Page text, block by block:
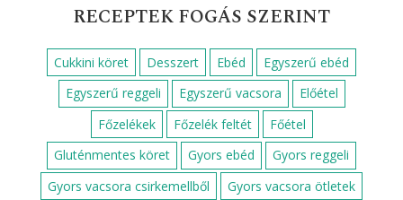
RECEPTEK FOGÁS SZERINT
Cukkini köret Desszert Ebéd
Egyszerű ebéd
Egyszerű reggeli
Egyszerű vacsora
Előétel
Főzelékek
Főzelék feltét
Főétel
Gluténmentes köret
Gyors ebéd
Gyors reggeli
Gyors vacsora csirkemellből
Gyors vacsora ötletek